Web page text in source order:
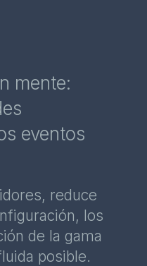
mente:
eventos
reduce
los
de la gama
posible.